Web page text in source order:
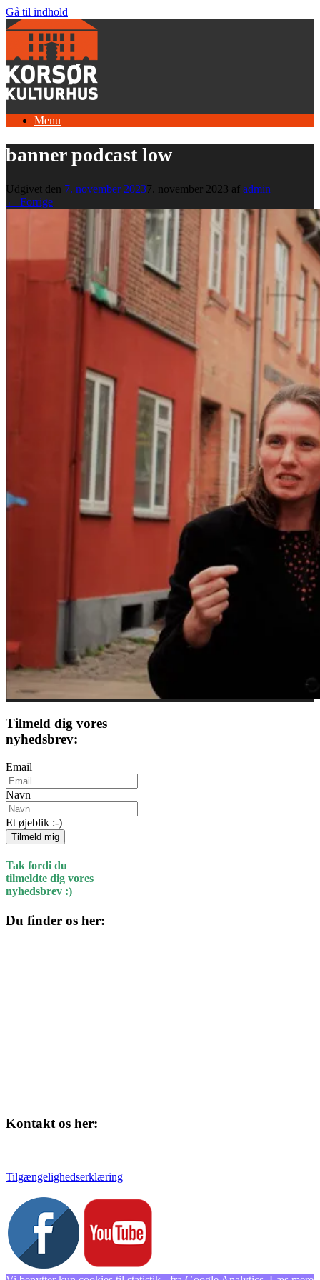
Gå til indhold
Menu
banner podcast low
Udgivet den 7. november 20237. november 2023 af admin
← Forrige
Tilmeld dig vores
nyhedsbrev:
Email
Navn
Et øjeblik :-)
Tilmeld mig
Tak fordi du
tilmeldte dig vores
nyhedsbrev :)
Du finder os her:
Kontakt os her:
Tilgængelighedserklæring